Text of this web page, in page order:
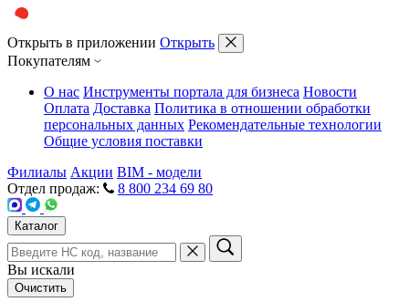
Открыть в приложении Открыть
Покупателям
О нас Инструменты портала для бизнеса Новости
Оплата Доставка Политика в отношении обработки
персональных данных Рекомендательные технологии
Общие условия поставки
Филиалы Акции BIM - модели
Отдел продаж:
8 800 234 69 80
Каталог
Вы искали
Очистить